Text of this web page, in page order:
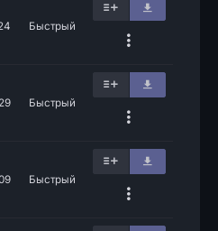
Быстрый
Быстрый
Быстрый